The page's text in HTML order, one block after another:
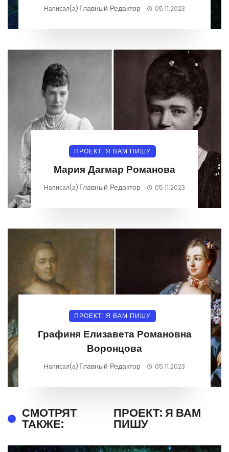
Написал(а) Главный Редактор 05.11.2023
ПРОЕКТ: Я ВАМ ПИШУ
Мария Дагмар Романова
Написал(а) Главный Редактор 05.11.2023
ПРОЕКТ: Я ВАМ ПИШУ
Графиня Елизавета Романовна
Воронцова
Написал(а) Главный Редактор 05.11.2023
СМОТРЯТ
ТАКЖЕ:
ПРОЕКТ: Я ВАМ
ПИШУ